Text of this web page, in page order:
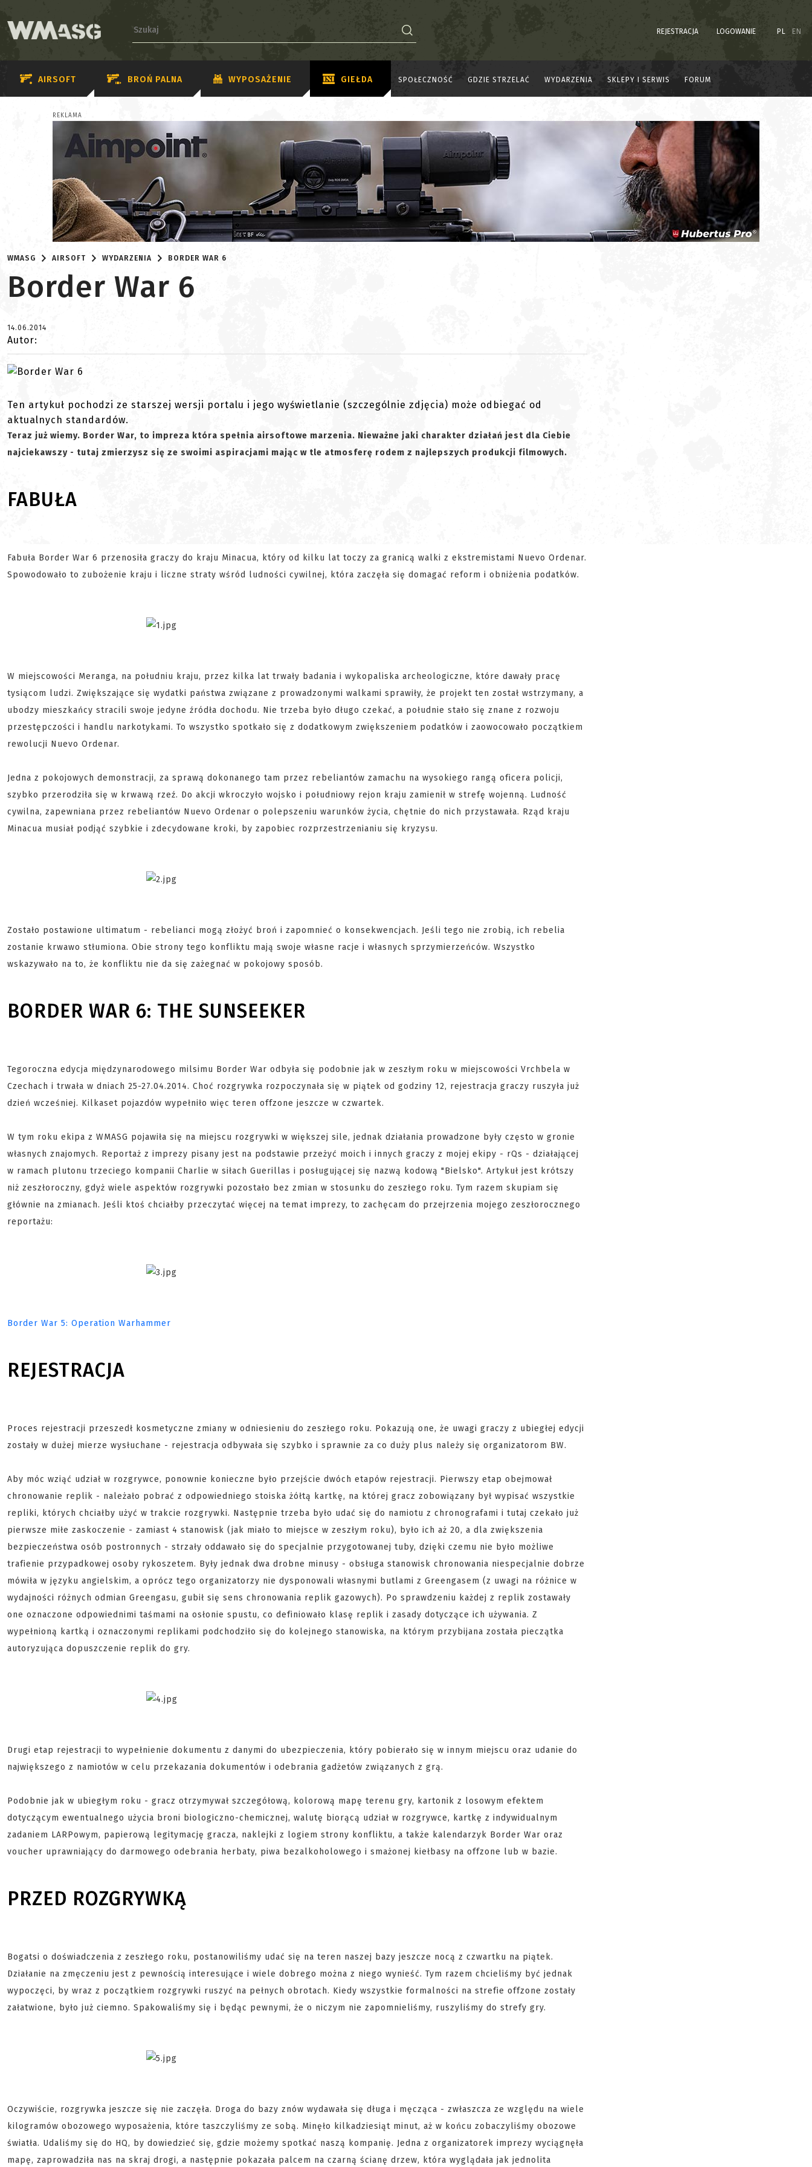
REJESTRACJA LOGOWANIE PL EN
AIRSOFT BROŃ PALNA WYPOSAŻENIE GIEŁDA SPOŁECZNOŚĆ GDZIE STRZELAĆ WYDARZENIA SKLEPY I SERWIS FORUM
REKLAMA
WMASG AIRSOFT WYDARZENIA BORDER WAR 6
Border War 6
14.06.2014
Autor:
Ten artykuł pochodzi ze starszej wersji portalu i jego wyświetlanie (szczególnie zdjęcia) może odbiegać od
aktualnych standardów.
Teraz już wiemy. Border War, to impreza która spełnia airsoftowe marzenia. Nieważne jaki charakter działań jest dla Ciebie
najciekawszy - tutaj zmierzysz się ze swoimi aspiracjami mając w tle atmosferę rodem z najlepszych produkcji filmowych.
FABUŁA
Fabuła Border War 6 przenosiła graczy do kraju Minacua, który od kilku lat toczy za granicą walki z ekstremistami Nuevo Ordenar.
Spowodowało to zubożenie kraju i liczne straty wśród ludności cywilnej, która zaczęła się domagać reform i obniżenia podatków.
W miejscowości Meranga, na południu kraju, przez kilka lat trwały badania i wykopaliska archeologiczne, które dawały pracę
tysiącom ludzi. Zwiększające się wydatki państwa związane z prowadzonymi walkami sprawiły, że projekt ten został wstrzymany, a
ubodzy mieszkańcy stracili swoje jedyne źródła dochodu. Nie trzeba było długo czekać, a południe stało się znane z rozwoju
przestępczości i handlu narkotykami. To wszystko spotkało się z dodatkowym zwiększeniem podatków i zaowocowało początkiem
rewolucji Nuevo Ordenar.
Jedna z pokojowych demonstracji, za sprawą dokonanego tam przez rebeliantów zamachu na wysokiego rangą oficera policji,
szybko przerodziła się w krwawą rzeź. Do akcji wkroczyło wojsko i południowy rejon kraju zamienił w strefę wojenną. Ludność
cywilna, zapewniana przez rebeliantów Nuevo Ordenar o polepszeniu warunków życia, chętnie do nich przystawała. Rząd kraju
Minacua musiał podjąć szybkie i zdecydowane kroki, by zapobiec rozprzestrzenianiu się kryzysu.
Zostało postawione ultimatum - rebelianci mogą złożyć broń i zapomnieć o konsekwencjach. Jeśli tego nie zrobią, ich rebelia
zostanie krwawo stłumiona. Obie strony tego konfliktu mają swoje własne racje i własnych sprzymierzeńców. Wszystko
wskazywało na to, że konfliktu nie da się zażegnać w pokojowy sposób.
BORDER WAR 6: THE SUNSEEKER
Tegoroczna edycja międzynarodowego milsimu Border War odbyła się podobnie jak w zeszłym roku w miejscowości Vrchbela w
Czechach i trwała w dniach 25-27.04.2014. Choć rozgrywka rozpoczynała się w piątek od godziny 12, rejestracja graczy ruszyła już
dzień wcześniej. Kilkaset pojazdów wypełniło więc teren offzone jeszcze w czwartek.
W tym roku ekipa z WMASG pojawiła się na miejscu rozgrywki w większej sile, jednak działania prowadzone były często w gronie
własnych znajomych. Reportaż z imprezy pisany jest na podstawie przeżyć moich i innych graczy z mojej ekipy - rQs - działającej
w ramach plutonu trzeciego kompanii Charlie w siłach Guerillas i posługującej się nazwą kodową "Bielsko". Artykuł jest krótszy
niż zeszłoroczny, gdyż wiele aspektów rozgrywki pozostało bez zmian w stosunku do zeszłego roku. Tym razem skupiam się
głównie na zmianach. Jeśli ktoś chciałby przeczytać więcej na temat imprezy, to zachęcam do przejrzenia mojego zeszłorocznego
reportażu:
Border War 5: Operation Warhammer
REJESTRACJA
Proces rejestracji przeszedł kosmetyczne zmiany w odniesieniu do zeszłego roku. Pokazują one, że uwagi graczy z ubiegłej edycji
zostały w dużej mierze wysłuchane - rejestracja odbywała się szybko i sprawnie za co duży plus należy się organizatorom BW.
Aby móc wziąć udział w rozgrywce, ponownie konieczne było przejście dwóch etapów rejestracji. Pierwszy etap obejmował
chronowanie replik - należało pobrać z odpowiedniego stoiska żółtą kartkę, na której gracz zobowiązany był wypisać wszystkie
repliki, których chciałby użyć w trakcie rozgrywki. Następnie trzeba było udać się do namiotu z chronografami i tutaj czekało już
pierwsze miłe zaskoczenie - zamiast 4 stanowisk (jak miało to miejsce w zeszłym roku), było ich aż 20, a dla zwiększenia
bezpieczeństwa osób postronnych - strzały oddawało się do specjalnie przygotowanej tuby, dzięki czemu nie było możliwe
trafienie przypadkowej osoby rykoszetem. Były jednak dwa drobne minusy - obsługa stanowisk chronowania niespecjalnie dobrze
mówiła w języku angielskim, a oprócz tego organizatorzy nie dysponowali własnymi butlami z Greengasem (z uwagi na różnice w
wydajności różnych odmian Greengasu, gubił się sens chronowania replik gazowych). Po sprawdzeniu każdej z replik zostawały
one oznaczone odpowiednimi taśmami na osłonie spustu, co definiowało klasę replik i zasady dotyczące ich używania. Z
wypełnioną kartką i oznaczonymi replikami podchodziło się do kolejnego stanowiska, na którym przybijana została pieczątka
autoryzująca dopuszczenie replik do gry.
Drugi etap rejestracji to wypełnienie dokumentu z danymi do ubezpieczenia, który pobierało się w innym miejscu oraz udanie do
największego z namiotów w celu przekazania dokumentów i odebrania gadżetów związanych z grą.
Podobnie jak w ubiegłym roku - gracz otrzymywał szczegółową, kolorową mapę terenu gry, kartonik z losowym efektem
dotyczącym ewentualnego użycia broni biologiczno-chemicznej, walutę biorącą udział w rozgrywce, kartkę z indywidualnym
zadaniem LARPowym, papierową legitymację gracza, naklejki z logiem strony konfliktu, a także kalendarzyk Border War oraz
voucher uprawniający do darmowego odebrania herbaty, piwa bezalkoholowego i smażonej kiełbasy na offzone lub w bazie.
PRZED ROZGRYWKĄ
Bogatsi o doświadczenia z zeszłego roku, postanowiliśmy udać się na teren naszej bazy jeszcze nocą z czwartku na piątek.
Działanie na zmęczeniu jest z pewnością interesujące i wiele dobrego można z niego wynieść. Tym razem chcieliśmy być jednak
wypoczęci, by wraz z początkiem rozgrywki ruszyć na pełnych obrotach. Kiedy wszystkie formalności na strefie offzone zostały
załatwione, było już ciemno. Spakowaliśmy się i będąc pewnymi, że o niczym nie zapomnieliśmy, ruszyliśmy do strefy gry.
Oczywiście, rozgrywka jeszcze się nie zaczęła. Droga do bazy znów wydawała się długa i męcząca - zwłaszcza ze względu na wiele
kilogramów obozowego wyposażenia, które taszczyliśmy ze sobą. Minęło kilkadziesiąt minut, aż w końcu zobaczyliśmy obozowe
światła. Udaliśmy się do HQ, by dowiedzieć się, gdzie możemy spotkać naszą kompanię. Jedna z organizatorek imprezy wyciągnęła
mapę, zaprowadziła nas na skraj drogi, a następnie pokazała palcem na czarną ścianę drzew, która wyglądała jak jednolita